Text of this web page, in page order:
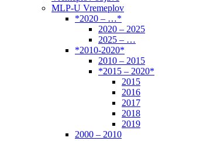
MLP-U Vremeplov
*2020 – …*
2020 – 2025
2025 – …
*2010-2020*
2010 – 2015
*2015 – 2020*
2015
2016
2017
2018
2019
2000 – 2010